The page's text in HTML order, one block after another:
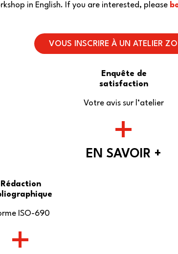
in English. If you are interested, please
VOUS INSCRIRE À UN ATELIER
Enquête de
satisfaction
Votre avis sur l’atelier
+
EN SAVOIR +
Rédaction
ISO-690
+